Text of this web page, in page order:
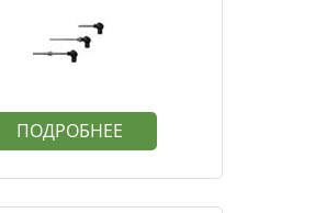
ПОДРОБНЕЕ